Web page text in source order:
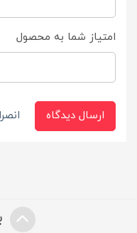
امتیاز شما به محصول
ارسال دیدگاه